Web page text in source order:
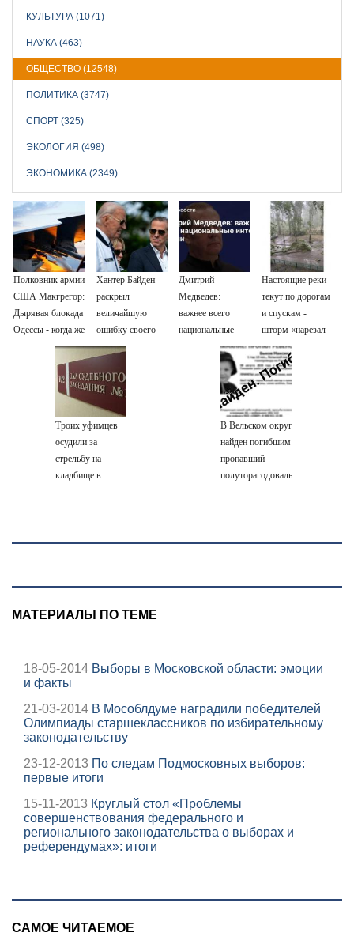
КУЛЬТУРА (1071)
НАУКА (463)
ОБЩЕСТВО (12548)
ПОЛИТИКА (3747)
СПОРТ (325)
ЭКОЛОГИЯ (498)
ЭКОНОМИКА (2349)
Полковник армии
США Макгрегор:
Дырявая блокада
Одессы - когда же
в командовании
ВМФ России за
это полетят
Хантер Байден
раскрыл
величайшую
ошибку своего
отца: бездействие
Дмитрий
Медведев:
важнее всего
национальные
интересы России
Настоящие реки
текут по дорогам
и спускам -
шторм «нарезал
задач»
горожанам и
службам
Троих уфимцев
осудили за
стрельбу на
кладбище в
В Вельском округе
найден погибшим
пропавший
полуторагодовалый
МАТЕРИАЛЫ ПО ТЕМЕ
18-05-2014 Выборы в Московской области: эмоции
и факты
21-03-2014 В Мособлдуме наградили победителей
Олимпиады старшеклассников по избирательному
законодательству
23-12-2013 По следам Подмосковных выборов:
первые итоги
15-11-2013 Круглый стол «Проблемы
совершенствования федерального и
регионального законодательства о выборах и
референдумах»: итоги
САМОЕ ЧИТАЕМОЕ